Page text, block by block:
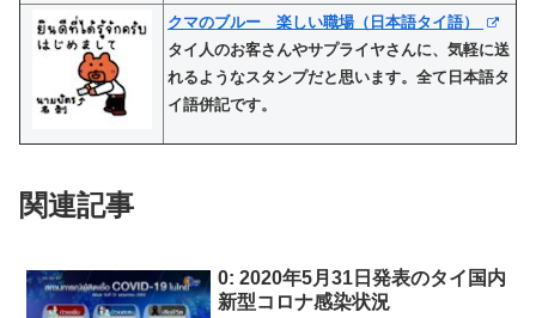
クマのブルー 楽しい職場（日本語タイ語）
タイ人のお客さんやサプライヤさんに、気軽に送
れるようなスタンプだと思います。全て日本語タ
イ語併記です。
関連記事
0: 2020年5月31日発表のタイ国内
新型コロナ感染状況